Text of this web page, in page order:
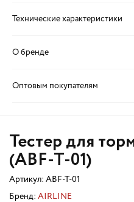
Технические характеристики
О бренде
Оптовым покупателям
Тестер для
(ABF-T-01)
Артикул: ABF-T-01
Бренд: AIRLINE